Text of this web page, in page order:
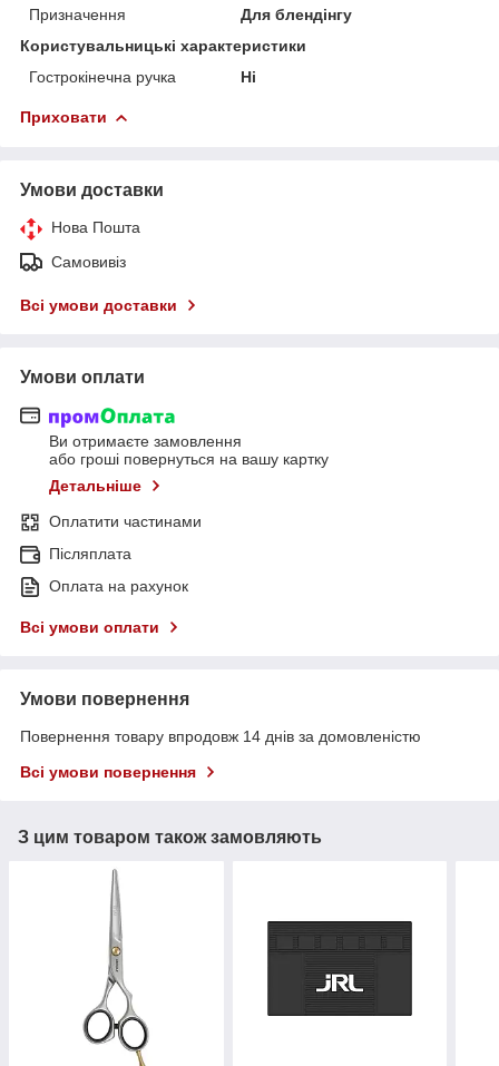
Призначення
Для блендінгу
Користувальницькі характеристики
Гострокінечна ручка
Ні
Приховати
Умови доставки
Нова Пошта
Самовивіз
Всі умови доставки
Умови оплати
Ви отримаєте замовлення
або гроші повернуться на вашу картку
Детальніше
Оплатити частинами
Післяплата
Оплата на рахунок
Всі умови оплати
Умови повернення
Повернення товару впродовж 14 днів за домовленістю
Всі умови повернення
З цим товаром також замовляють